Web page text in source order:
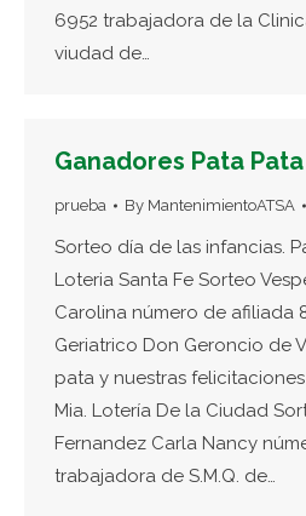
6952 trabajadora de la
viudad de…
Ganadores Pata Pata
prueba By MantenimientoATSA
Sorteo día de las infancias.
Loteria Santa Fe Sorteo
Carolina número de afiliada
Geriatrico Don Geroncio de
pata y nuestras
Mia. Lotería De la Ciudad
Fernandez Carla Nancy
trabajadora de S.M.Q. de…